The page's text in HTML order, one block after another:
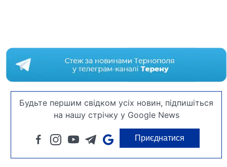
Будьте першим свідком усіх новин, підпишіться
на нашу стрічку у Google News
Приєднатися